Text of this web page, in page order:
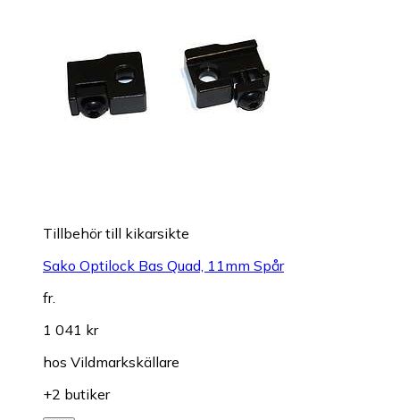
Tillbehör till kikarsikte
Sako Optilock Bas Quad, 11mm Spår
fr.
1 041 kr
hos Vildmarkskällare
+2 butiker